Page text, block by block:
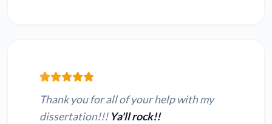
Thank you for all of your help with my
dissertation!!! Ya'll rock!!